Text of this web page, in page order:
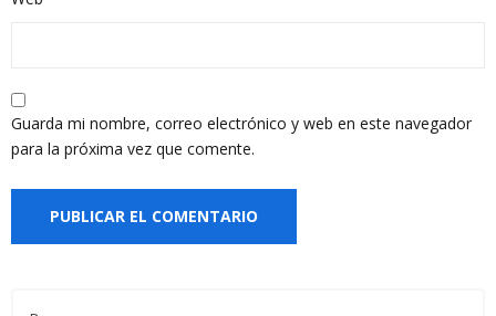
Guarda mi nombre, correo electrónico y web en este navegador
para la próxima vez que comente.